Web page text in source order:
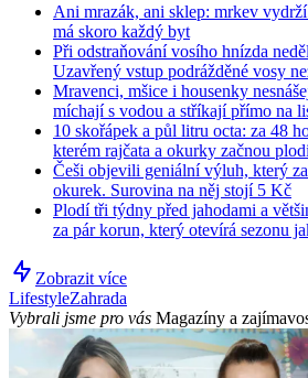
Ani mrazák, ani sklep: mrkev
má skoro každý byt
Při odstraňování vosího hnízda
Uzavřený vstup podrážděné vosy
Mravenci, mšice i housenky
míchají s vodou a stříkají přímo na
10 skořápek a půl litru octa: za 48
kterém rajčata a okurky začnou
Češi objevili geniální výluh, který
okurek. Surovina na něj stojí 5 Kč
Plodí tři týdny před jahodami a
za pár korun, který otevírá sezonu
Zobrazit více
LifestyleZahrada
Vybrali jsme pro vás Magazíny a